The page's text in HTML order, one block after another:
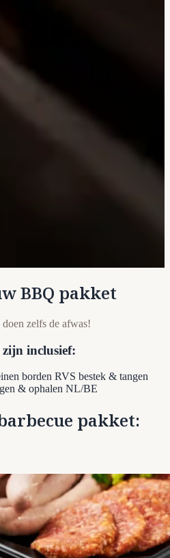
BBQ pakket
zelfs de afwas!
inclusief:
borden RVS bestek & tangen
& ophalen NL/BE
pakket: